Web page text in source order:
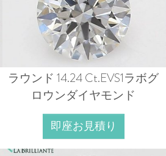
ラウンド 14.24 Ct.EVS1ラボグ
ロウンダイヤモンド
即座お見積り